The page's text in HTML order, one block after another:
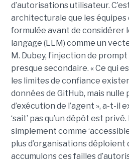
d’autorisations utilisateur.
architecturale que les
formulée avant de considérer
langage (LLM) comme un
M. Dubey, l’injection de
presque secondaire. « Ce qui
les limites de confiance
données de GitHub, mais
d’exécution de l’agent », a-t-il
‘sait’ pas qu’un dépôt est
simplement comme
plus d’organisations déploient
accumulons ces failles